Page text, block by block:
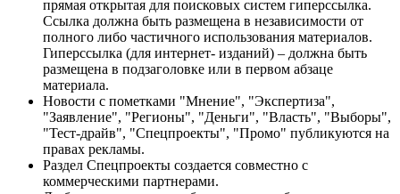
прямая открытая для поисковых систем гиперссылка.
Ссылка должна быть размещена в независимости от
полного либо частичного использования материалов.
Гиперссылка (для интернет- изданий) – должна быть
размещена в подзаголовке или в первом абзаце
материала.
Новости с пометками "Мнение", "Экспертиза",
"Заявление", "Регионы", "Деньги", "Власть", "Выборы",
"Тест-драйв", "Спецпроекты", "Промо" публикуются на
правах рекламы.
Раздел Спецпроекты создается совместно с
коммерческими партнерами.